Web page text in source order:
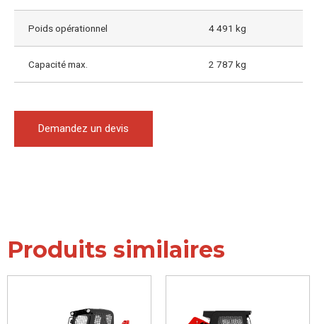
Poids opérationnel 4 491 kg
Capacité max. 2 787 kg
Demandez un devis
Produits similaires